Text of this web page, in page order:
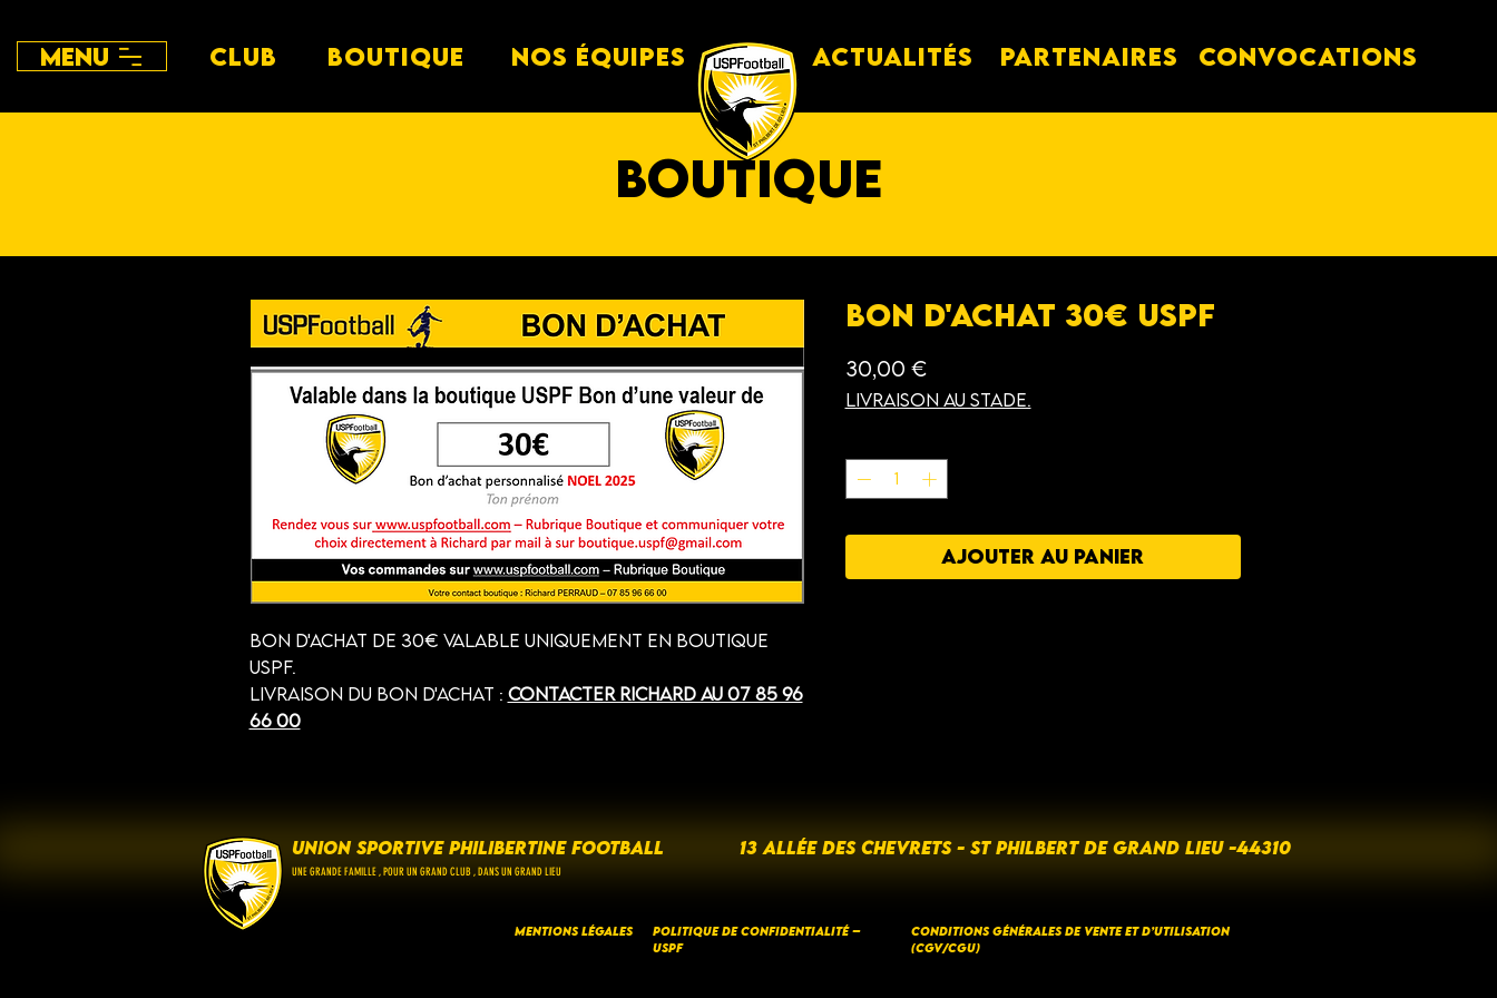
Menu CLUB BOUTIQUE Nos équipes Actualités PARTENAIRES Convocations
boutique
Bon d'achat de 30€ valable uniquement en boutique
USPF.
Livraison du bon d'achat : Contacter Richard au 07 85 96
66 00
Bon d'achat 30€ USPF
30,00 €Prix
Livraison au stade.
AJOUTER AU PANIER
UNION SPORTIVE PHILIBERTINE FOOTBALL 13 ALLÉE DES CHEVRETS - ST PHILBERT DE GRAND LIEU -44310
UNE GRANDE FAMILLE , POUR UN GRAND CLUB , DANS UN GRAND LIEU
Mentions Légales
Politique de Confidentialité –
USPF
CONDITIONS GÉNÉRALES DE VENTE ET D’UTILISATION
(CGV/CGU)